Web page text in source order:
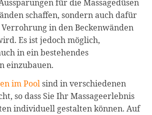
für die Massagedüsen
schaffen, sondern auch dafür
Verrohrung in den Beckenwänden
Es ist jedoch möglich,
in ein bestehendes
einzubauen.
imPoolsind in verschiedenen
so dass Sie Ihr Massageerlebnis
individuell gestalten können. Auf